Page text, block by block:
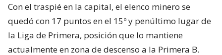
Con el traspié en la capital, el elenco minero se
quedó con 17 puntos en el 15º y penúltimo lugar de
la Liga de Primera, posición que lo mantiene
actualmente en zona de descenso a la Primera B.